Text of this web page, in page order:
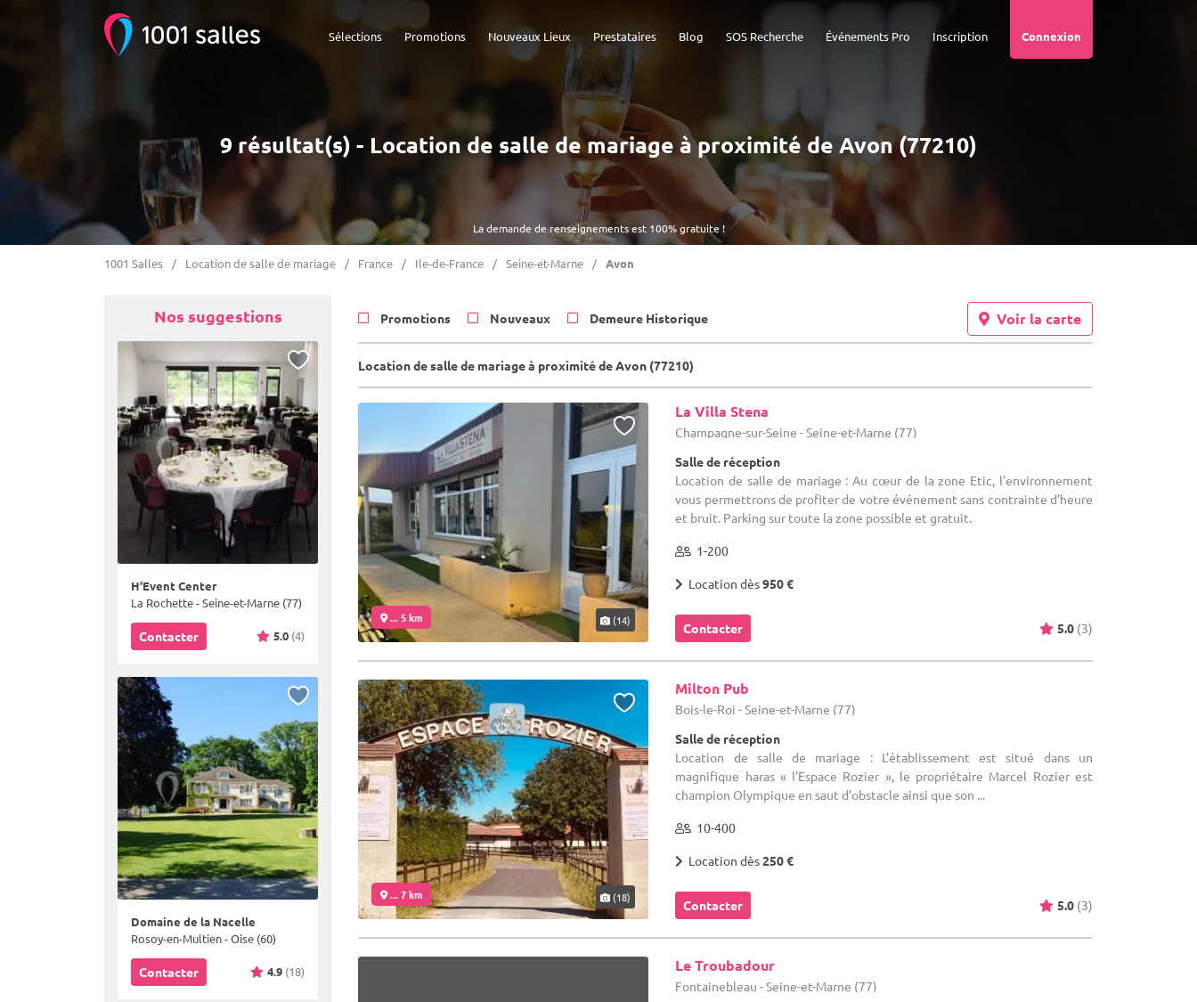
Connexion
Inscription
Événements Pro
SOS Recherche
Blog
Prestataires
Nouveaux Lieux
Promotions
Sélections
La demande de renseignements est 100% gratuite !
9 résultat(s) - Location de salle de mariage à proximité de Avon (77210)
1001 Salles Location de salle de mariage France Ile-de-France Seine-et-Marne Avon
Nos suggestions
H'Event Center
La Rochette - Seine-et-Marne (77)
Contacter 5.0 (4)
Domaine de la Nacelle
Rosoy-en-Multien - Oise (60)
Contacter 4.9 (18)
Promotions Nouveaux Demeure Historique Voir la carte
Location de salle de mariage à proximité de Avon (77210)
... 5 km (14)
La Villa Stena
Champagne-sur-Seine - Seine-et-Marne (77)
Salle de réception
Location de salle de mariage : Au cœur de la zone Etic, l’environnement
vous permettrons de profiter de votre événement sans contrainte d’heure
et bruit. Parking sur toute la zone possible et gratuit.
1-200
Location dès950 €
Contacter 5.0 (3)
... 7 km (18)
Milton Pub
Bois-le-Roi - Seine-et-Marne (77)
Salle de réception
Location de salle de mariage : L’établissement est situé dans un
magnifique haras « l’Espace Rozier », le propriétaire Marcel Rozier est
champion Olympique en saut d’obstacle ainsi que son ...
10-400
Location dès250 €
Contacter 5.0 (3)
Le Troubadour
Fontainebleau - Seine-et-Marne (77)